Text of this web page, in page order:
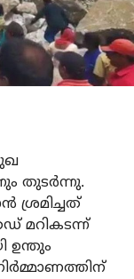
തുടര്‍ന്നു.
ശ്രമിച്ചത്
മറികടന്ന്
ഉന്തും